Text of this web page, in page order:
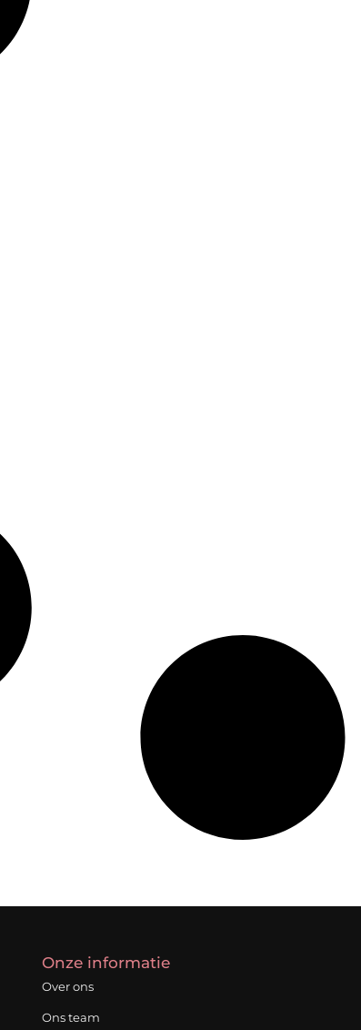
Onze informatie
Over ons
Ons team